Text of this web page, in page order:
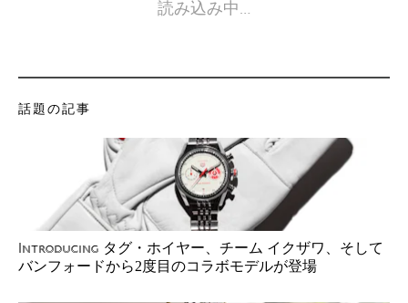
読み込み中…
話題の記事
Introducing タグ・ホイヤー、チーム イクザワ、そして
バンフォードから2度目のコラボモデルが登場